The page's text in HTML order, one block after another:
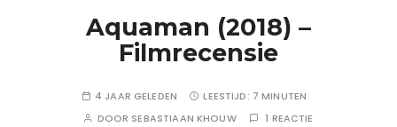
Aquaman (2018) –
Filmrecensie
4 JAAR GELEDEN LEESTIJD: 7 MINUTEN
DOOR SEBASTIAAN KHOUW 1 REACTIE